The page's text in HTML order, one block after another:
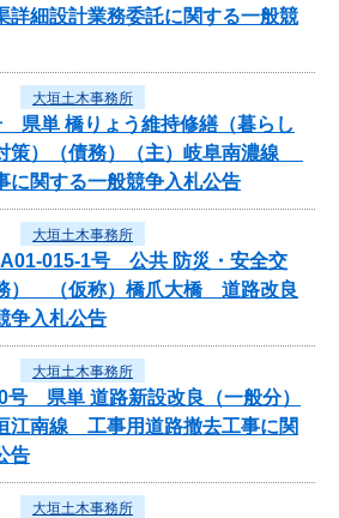
細設計業務委託に関する一般競
大垣土木事務所
県単 橋りょう維持修繕（暮らし
策）（債務）（主）岐阜南濃線
に関する一般競争入札公告
大垣土木事務所
015-1号 公共 防災・安全交
） （仮称）橋爪大橋 道路改良
争入札公告
大垣土木事務所
号 県単 道路新設改良（一般分）
江南線 工事用道路撤去工事に関
告
大垣土木事務所